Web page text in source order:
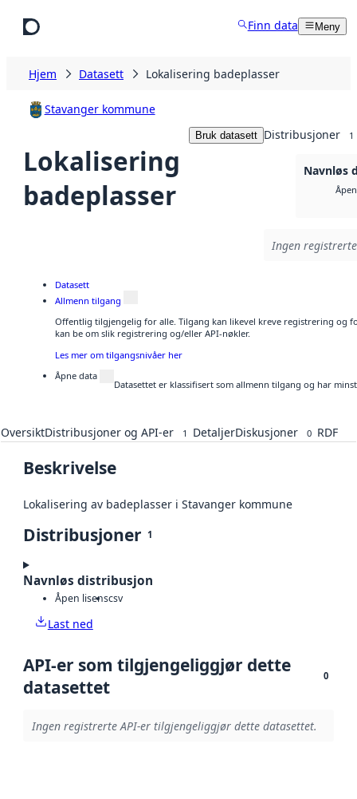
Finn data Meny
Hjem Datasett Lokalisering badeplasser
Stavanger kommune
Lokalisering
badeplasser
Bruk datasett Distribusjoner 1
Navnløs
Ingen
Datasett
Allmenn tilgang
Offentlig tilgjengelig for alle. Tilgang kan likevel kreve registrering og
kan be om slik registrering og/eller API-nøkler.
Les mer om tilgangsnivåer her
Åpne data
Datasettet er klassifisert som allmenn tilgang og har
OversiktDistribusjoner og API-er 1 DetaljerDiskusjoner 0 RDF
Beskrivelse
Lokalisering av badeplasser i Stavanger kommune
Distribusjoner 1
Navnløs distribusjon
Åpen lisenscsv
Last ned
API-er som tilgjengeliggjør dette
datasettet
0
Ingen registrerte API-er tilgjengeliggjør dette datasettet.